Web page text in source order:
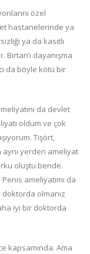
özel
hastanelerinde ya
ya da kasıtlı
Birtan’ı dayanışma
da böyle kötü bir
da devlet
oldum ve çok
Tişört,
yerden ameliyat
oluştu bende.
ameliyatımı da
olmanız
iyi bir doktorda
kapsamında. Ama